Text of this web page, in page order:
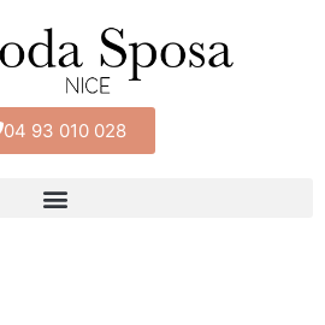
04 93 010 028